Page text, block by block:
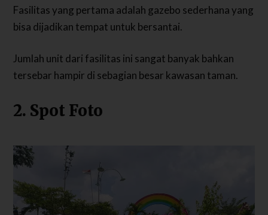
Fasilitas yang pertama adalah gazebo sederhana yang
bisa dijadikan tempat untuk bersantai.
Jumlah unit dari fasilitas ini sangat banyak bahkan
tersebar hampir di sebagian besar kawasan taman.
2. Spot Foto